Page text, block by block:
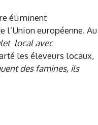
éliminent
européenne. Au
local avec
les éleveurs locaux,
des famines, ils